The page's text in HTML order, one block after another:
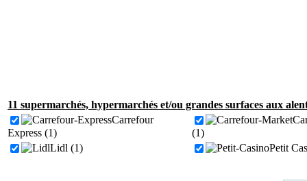
11 supermarchés, hypermarchés et/ou grandes surfaces aux
Carrefour
Express (1)
(1)
Lidl (1)
Petit